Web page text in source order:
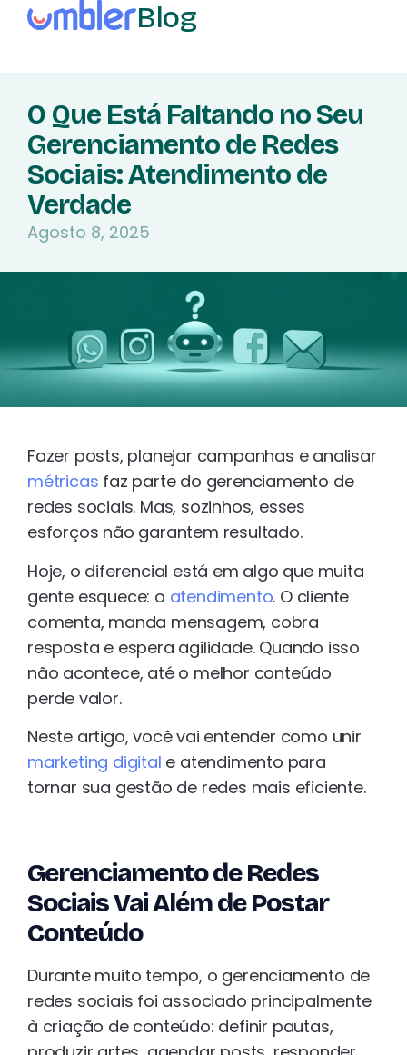
Blog
O Que Está Faltando no Seu
Gerenciamento de Redes
Sociais: Atendimento de
Verdade
Agosto 8, 2025
Fazer posts, planejar campanhas e analisar
métricas faz parte do gerenciamento de
redes sociais. Mas, sozinhos, esses
esforços não garantem resultado.
Hoje, o diferencial está em algo que muita
gente esquece: o atendimento. O cliente
comenta, manda mensagem, cobra
resposta e espera agilidade. Quando isso
não acontece, até o melhor conteúdo
perde valor.
Neste artigo, você vai entender como unir
marketing digital e atendimento para
tornar sua gestão de redes mais eficiente.
Gerenciamento de Redes
Sociais Vai Além de Postar
Conteúdo
Durante muito tempo, o gerenciamento de
redes sociais foi associado principalmente
à criação de conteúdo: definir pautas,